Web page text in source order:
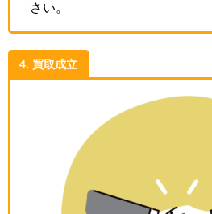
さい。
4. 買取成立